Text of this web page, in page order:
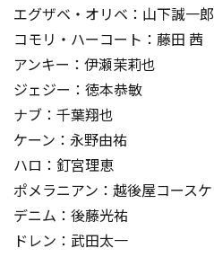
エグザベ・オリベ：山下誠一郎
コモリ・ハーコート：藤田 茜
アンキー：伊瀬茉莉也
ジェジー：徳本恭敏
ナブ：千葉翔也
ケーン：永野由祐
ハロ：釘宮理恵
ポメラニアン：越後屋コースケ
デニム：後藤光祐
ドレン：武田太一